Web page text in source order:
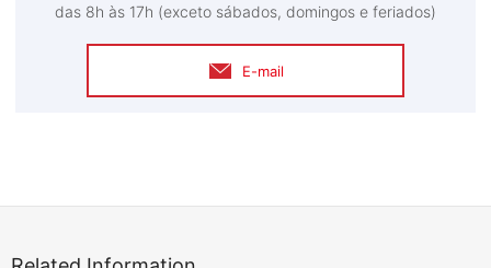
das 8h às 17h (exceto sábados, domingos e feriados)
E-mail